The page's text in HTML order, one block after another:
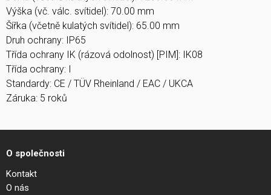
Výška (vč. válc. svítidel): 70.00 mm
Šířka (včetně kulatých svítidel): 65.00 mm
Druh ochrany: IP65
Třída ochrany IK (rázová odolnost) [PIM]: IK08
Třída ochrany: I
Standardy: CE / TÜV Rheinland / EAC / UKCA
Záruka: 5 roků
O společnosti
Kontakt
O nás